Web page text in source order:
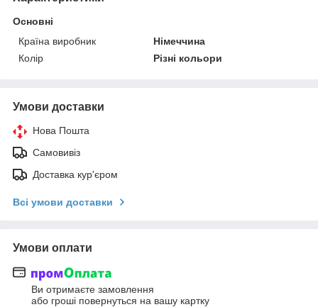
Основні
Країна виробник
Німеччина
Колір
Різні кольори
Умови доставки
Нова Пошта
Самовивіз
Доставка кур'єром
Всі умови доставки
Умови оплати
Ви отримаєте замовлення
або гроші повернуться на вашу картку